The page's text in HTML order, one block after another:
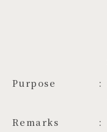
Purpose
Remarks